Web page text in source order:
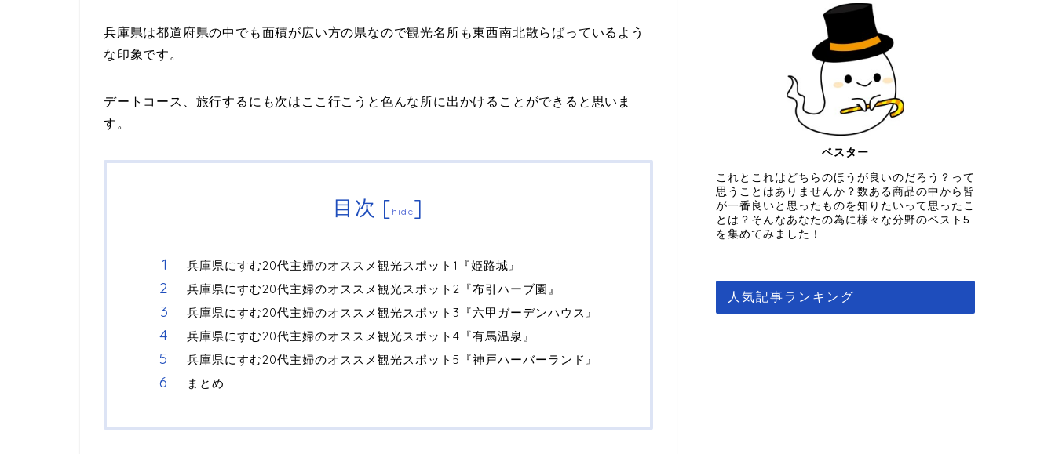
兵庫県は都道府県の中でも面積が広い方の県なので観光名所も東西南北散らばっているよう
な印象です。
デートコース、旅行するにも次はここ行こうと色んな所に出かけることができると思いま
す。
目次 [ hide]
兵庫県にすむ20代主婦のオススメ観光スポット1『姫路城』
兵庫県にすむ20代主婦のオススメ観光スポット2『布引ハーブ園』
兵庫県にすむ20代主婦のオススメ観光スポット3『六甲ガーデンハウス』
兵庫県にすむ20代主婦のオススメ観光スポット4『有馬温泉』
兵庫県にすむ20代主婦のオススメ観光スポット5『神戸ハーバーランド』
まとめ
ベスター
これとこれはどちらのほうが良いのだろう？って
思うことはありませんか？数ある商品の中から皆
が一番良いと思ったものを知りたいって思ったこ
とは？そんなあなたの為に様々な分野のベスト5
を集めてみました！
人気記事ランキング